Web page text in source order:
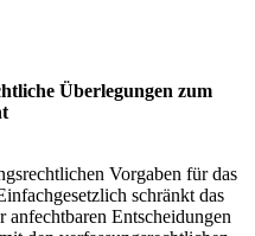
Überlegungen zum
Vorgaben für das
schränkt das
anfechtbaren Entscheidungen